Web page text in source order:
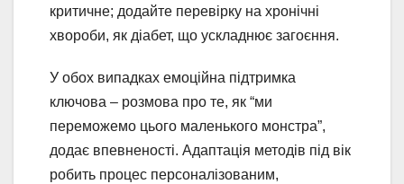
критичне; додайте перевірку на хронічні
хвороби, як діабет, що ускладнює загоєння.
У обох випадках емоційна підтримка
ключова – розмова про те, як “ми
переможемо цього маленького монстра”,
додає впевненості. Адаптація методів під вік
робить процес персоналізованим,